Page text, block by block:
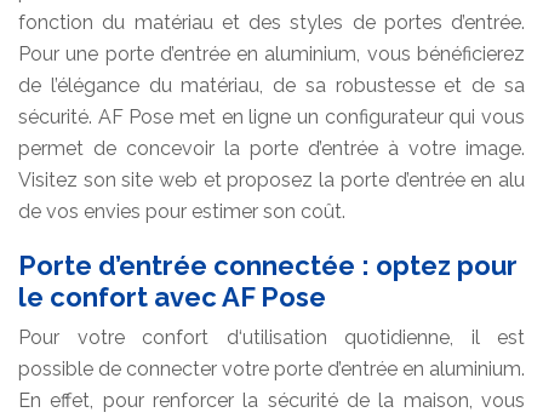
fonction du matériau et des styles de portes d’entrée.
Pour une porte d’entrée en aluminium, vous bénéficierez
de l’élégance du matériau, de sa robustesse et de sa
sécurité. AF Pose met en ligne un configurateur qui vous
permet de concevoir la porte d’entrée à votre image.
Visitez son site web et proposez la porte d’entrée en alu
de vos envies pour estimer son coût.
Porte d’entrée connectée : optez pour
le confort avec AF Pose
Pour votre confort d‘utilisation quotidienne, il est
possible de connecter votre porte d’entrée en aluminium.
En effet, pour renforcer la sécurité de la maison, vous